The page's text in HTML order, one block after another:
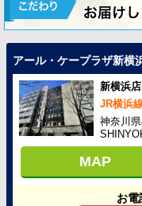
アール・ケープラザ新横
新横浜店
JR横浜
神奈川
MAP
お電